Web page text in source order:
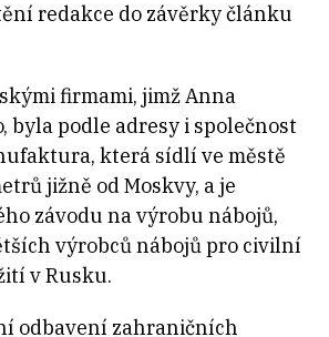
redakce do závěrky článku
firmami, jimž Anna
byla podle adresy i společnost
která sídlí ve městě
jižně od Moskvy, a je
závodu na výrobu nábojů,
výrobců nábojů pro civilní
v Rusku.
odbavení zahraničních